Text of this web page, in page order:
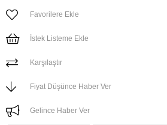
Favorilere Ekle
İstek Listeme Ekle
Karşılaştır
Fiyat Düşünce Haber Ver
Gelince Haber Ver